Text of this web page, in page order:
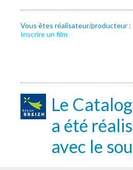
Vous êtes réalisateur/producteur :
Inscrire un film
Le
a été
avec le